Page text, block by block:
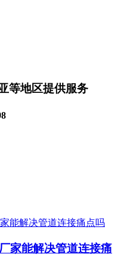
等地区提供服务
家能解决管道连接痛